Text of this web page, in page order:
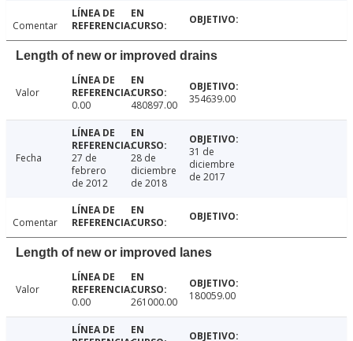
Comentar
Length of new or improved drains
Valor
0.00
480897.00 354639.00
Fecha
27 de
febrero
de 2012
28 de
diciembre
de 2018
31 de
diciembre
de 2017
Comentar
Length of new or improved lanes
Valor
0.00
261000.00 180059.00